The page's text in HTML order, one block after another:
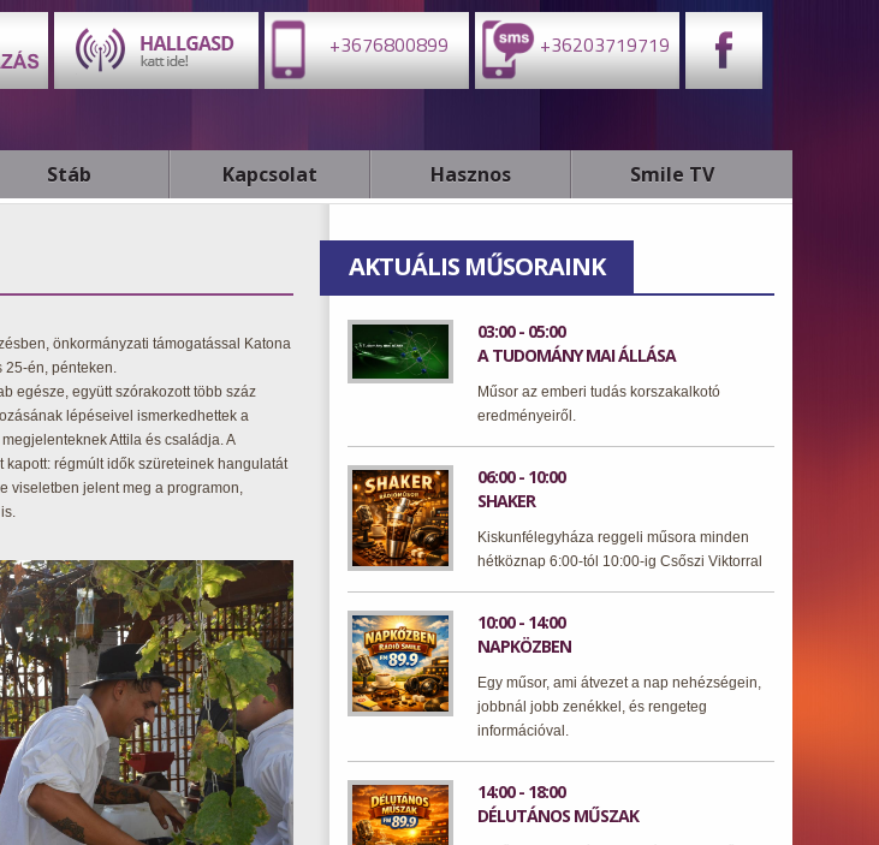
+3676800899 +36203719719
Stáb Kapcsolat Hasznos Smile TV
önkormányzati támogatással Katona
25-én, pénteken.
egésze, együtt szórakozott több száz
lépéseivel ismerkedhettek a
Attila és családja. A
régmúlt idők szüreteinek hangulatát
viseletben jelent meg a programon,
AKTUÁLIS MŰSORAINK
03:00 - 05:00
A TUDOMÁNY MAI ÁLLÁSA
Műsor az emberi tudás korszakalkotó
eredményeiről.
06:00 - 10:00
SHAKER
Kiskunfélegyháza reggeli műsora minden
hétköznap 6:00-tól 10:00-ig Csőszi Viktorral
10:00 - 14:00
NAPKÖZBEN
Egy műsor, ami átvezet a nap nehézségein,
jobbnál jobb zenékkel, és rengeteg
információval.
14:00 - 18:00
DÉLUTÁNOS MŰSZAK